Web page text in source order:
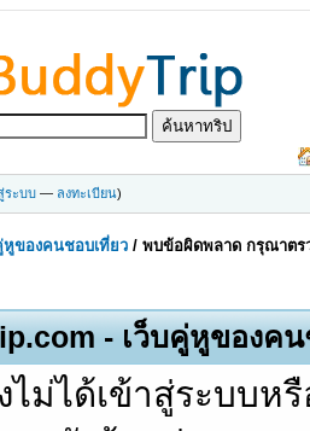
ระบบ — ลงทะเบียน)
หูของคนชอบเที่ยว /พบข้อผิดพลาด กรุณาตร
- เว็บคู่หูของค
ไม่ได้เข้าสู่ระบบ